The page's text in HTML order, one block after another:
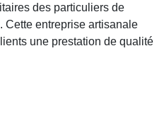
des particuliers de
Cette entreprise artisanale
une prestation de qualité